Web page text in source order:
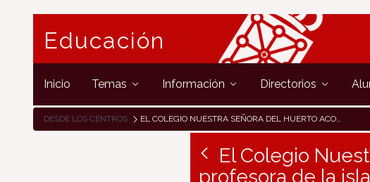
Educación
Inicio Temas Información Directorios
DESDE LOS CENTROS EL COLEGIO NUESTRA SEÑORA DEL HUERTO ACOGE A UNA PROFESORA DE LA ISLA DE LA MARTINICA EN UNA ESTANCIA DE OBSERVACIÓN ERASMUS+
El Colegio
profesora de la